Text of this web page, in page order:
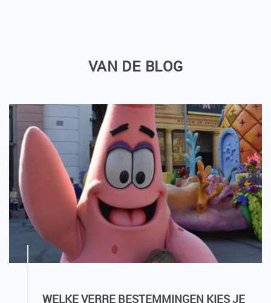
VAN DE BLOG
WELKE VERRE BESTEMMINGEN KIES JE